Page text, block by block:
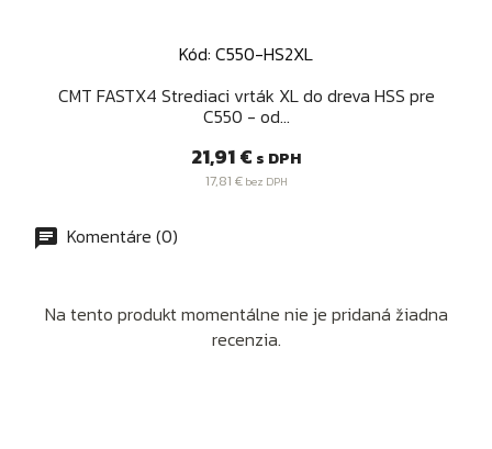
Kód: C550-HS2XL
CMT FASTX4 Strediaci vrták XL do dreva HSS pre
C550 - od...
Cena
21,91 € s DPH
17,81 €bez DPH
Komentáre (0)
Na tento produkt momentálne nie je pridaná žiadna
recenzia.